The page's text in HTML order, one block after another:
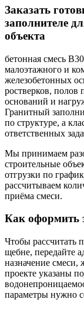
Заказать
заполнителе
объекта
бетонная смесь
малоэтажного и
железобетонных
ростверков, полов
оснований и
Гранитный
по структуре, а
ответственных
Мы принимаем
строительные
отгрузки по
рассчитываем
приёма смеси.
Как оформить
Чтобы рассчитать
щебне, передайте
назначение смеси,
проекте указаны
параметры нужно